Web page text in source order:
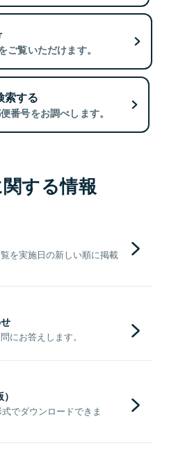
ご覧いただけます。
索する
番号をお調べします。
する情報
を実施日の新しい順に掲載
にお答えします。
でダウンロードできま